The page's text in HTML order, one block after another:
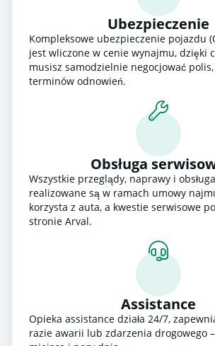
Ubezpieczenie
Kompleksowe ubezpieczenie pojazdu
jest wliczone w cenie wynajmu, dzięki
musisz samodzielnie negocjować
terminów odnowień.
Obsługa
Wszystkie przeglądy, naprawy i
realizowane są w ramach umowy
korzysta z auta, a kwestie serwisowe
stronie Arval.
Assistance
Opieka assistance działa 24/7,
razie awarii lub zdarzenia drogowego